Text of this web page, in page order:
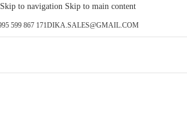
Skip to navigation Skip to main content
599 867 171DIKA.SALES@GMAIL.COM